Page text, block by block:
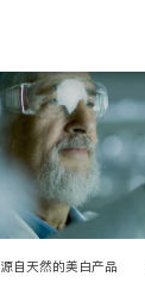
源自天然的美白产品